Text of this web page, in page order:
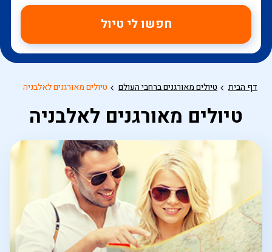
חפשו לי טיול
דף הבית טיולים מאורגנים ברחבי העולם טיולים מאורגנים לאלבניה
טיולים מאורגנים לאלבניה